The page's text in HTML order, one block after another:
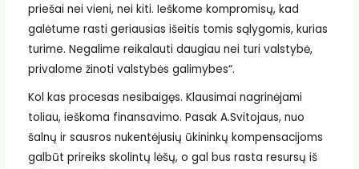
priešai nei vieni, nei kiti. Ieškome kompromisų, kad
galėtume rasti geriausias išeitis tomis sąlygomis, kurias
turime. Negalime reikalauti daugiau nei turi valstybė,
privalome žinoti valstybės galimybes“.
Kol kas procesas nesibaigęs. Klausimai nagrinėjami
toliau, ieškoma finansavimo. Pasak A.Svitojaus, nuo
šalnų ir sausros nukentėjusių ūkininkų kompensacijoms
galbūt prireiks skolintų lėšų, o gal bus rasta resursų iš